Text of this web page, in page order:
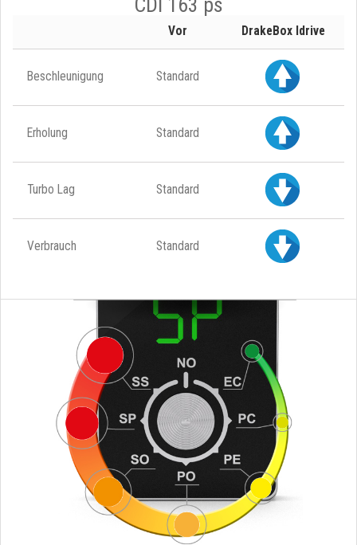
Vor DrakeBox Idrive
Beschleunigung Standard
Erholung Standard
Turbo Lag Standard
Verbrauch Standard